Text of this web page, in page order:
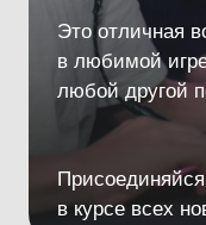
В апреле и мае